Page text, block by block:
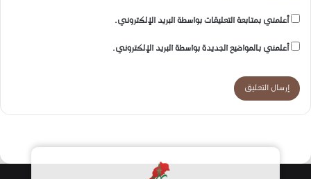
أعلمني بمتابعة التعليقات بواسطة البريد الإلكتروني.
أعلمني بالمواضيع الجديدة بواسطة البريد الإلكتروني.